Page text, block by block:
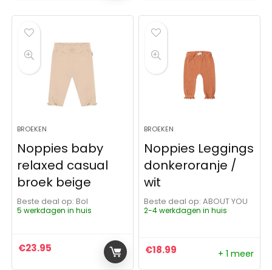
BROEKEN
Noppies baby
relaxed casual
broek beige
Beste deal op:
Bol
5 werkdagen in huis
€23.95
BROEKEN
Noppies Leggings
donkeroranje /
wit
Beste deal op:
ABOUT YOU
2-4 werkdagen in huis
€18.99 + 1 meer